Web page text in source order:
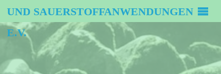
UND SAUERSTOFFANWENDUNGEN
E.V.